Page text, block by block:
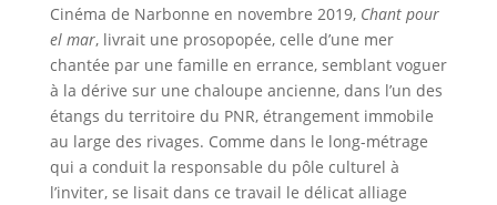
Cinéma de Narbonne en novembre 2019, Chant pour
el mar, livrait une prosopopée, celle d’une mer
chantée par une famille en errance, semblant voguer
à la dérive sur une chaloupe ancienne, dans l’un des
étangs du territoire du PNR, étrangement immobile
au large des rivages. Comme dans le long-métrage
qui a conduit la responsable du pôle culturel à
l’inviter, se lisait dans ce travail le délicat alliage